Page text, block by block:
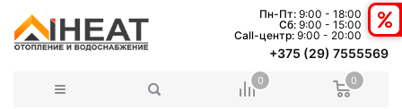
Пн-Пт: 9:00 - 18:00
Сб: 9:00 - 15:00
Сall-центр: 9:00 - 20:00
+375 (29) 7555569
0 0